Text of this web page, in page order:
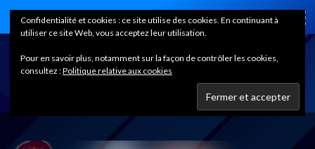
Home
Confidentialité et cookies : ce site utilise des cookies. En continuant à
utiliser ce site Web, vous acceptez leur utilisation.
Pour en savoir plus, notamment sur la façon de contrôler les cookies,
consultez :Politique relative aux cookies